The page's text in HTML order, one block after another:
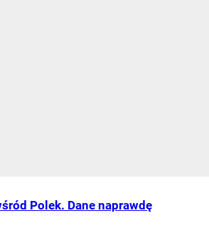
Polek. Dane naprawdę